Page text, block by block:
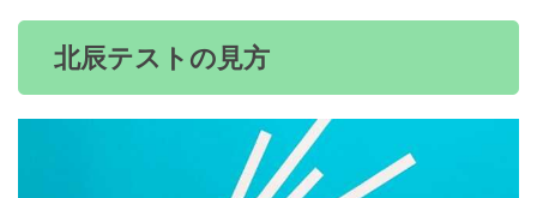
北辰テストの見方